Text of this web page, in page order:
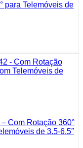
para Telemóveis de
Com Rotação 360°
de 3.5-6.5″